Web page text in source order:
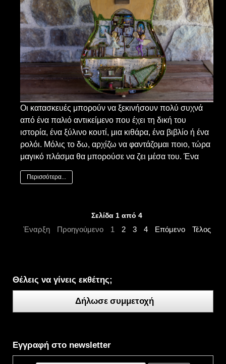
Οι κατασκευές μπορούν να ξεκινήσουν πολύ συχνά
από ένα παλιό αντικείμενο που έχει τη δική του
ιστορία, ένα ξύλινο κουτί, μια κιθάρα, ένα βιβλίο ή ένα
ρολόι. Μόλις το δω, αρχίζω να φαντάζομαι ποιο, τώρα
μαγικό πλάσμα θα μπορούσε να ζει μέσα του. Ένα
Περισσότερα...
Σελίδα 1 από 4
Έναρξη Προηγούμενο 1 2 3 4 Επόμενο Τέλος
Θέλεις να γίνεις εκθέτης;
Δήλωσε συμμετοχή
Εγγραφή στο newsletter